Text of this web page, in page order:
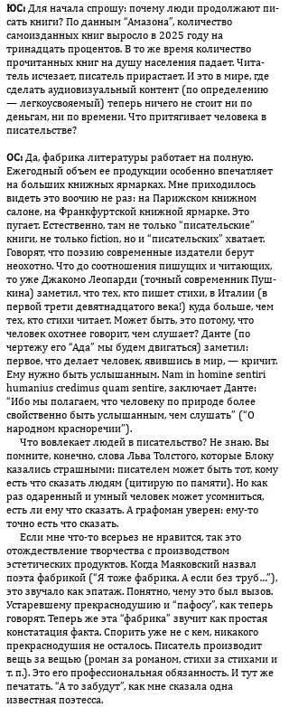
ЮС: Для начала спрошу: почему люди продолжают пи­
сать книги? По данным “Амазона”, количество
самоизданных книг выросло в 2025 году на
тринадцать процентов. В то же вре­мя количество
прочитанных книг на душу населения падает. Чи­та­
тель исчезает, писатель прирастает. И это в мире, где
сделать аудиовизуальный контент (по определению
— легкоусвояемый) теперь ничего не стоит ни по
деньгам, ни по времени. Что при­тягивает человека в
писательстве?
OC: Да, фабрика литературы работает на полную.
Ежегодный объ­ем ее продукции особенно впечатляет
на больших книжных яр­мар­ках. Мне приходилось
видеть это воочию не раз: на Парижском книж­ном
салоне, на Франкфуртской книжной ярмарке. Это
пугает. Естественно, там не только “писательские”
книги, не только fiction, но и “писательских” хватает.
Говорят, что поэзию со­времен­ные из­да­тели берут
неохотно. Что до соотношения пишущих и чи­та­ющих,
то уже Джакомо Леопарди (точный современник Пуш­
ки­на) заметил, что тех, кто пишет стихи, в Италии (в
первой трети де­вят­надцатого века!) куда больше, чем
тех, кто стихи читает. Может быть, это потому, что
человек охотнее говорит, чем слушает? Дан­те (по
чертежу его “Ада” мы будем двигаться) заметил:
первое, что делает человек, явившись в мир, — кричит.
Ему нужно быть услы­шан­ным. Nam in homine sentiri
humanius credimus quam sentire, за­ключает Данте:
“Ибо мы полагаем, что человеку по природе бо­лее
свойственно быть услышанным, чем слушать” (“О
народном крас­норечии”).
Что вовлекает людей в писательство? Не знаю. Вы
помните, конеч­но, слова Льва Толстого, которые Блоку
казались страшными: пи­сателем может быть тот, кому
есть что сказать людям (цитирую по памяти). Но как
раз одаренный и умный человек может усом­ниться,
есть ли ему что сказать. А графоман уверен: ему-то
точно есть что сказать.
Если мне что-то всерьез не нравится, так это
отождествление твор­чества с производством
эстетических продуктов. Когда Мая­ков­ский назвал
поэта фабрикой (“Я тоже фабрика. А если без труб…”),
это звучало как эпатаж. Понятно, чему это был вызов.
Устаревшему прекраснодушию и “пафосу”, как теперь
говорят. Теперь же эта “фабрика” звучит как простая
констатация факта. Спорить уже не с кем, никакого
прекраснодушия не осталось. Писатель производит
вещь за вещью (роман за романом, стихи за стихами и
т. п.). Это его профессиональная обязанность. И тут же
печатать. “А то забудут”, как мне сказала одна
известная поэтесса.